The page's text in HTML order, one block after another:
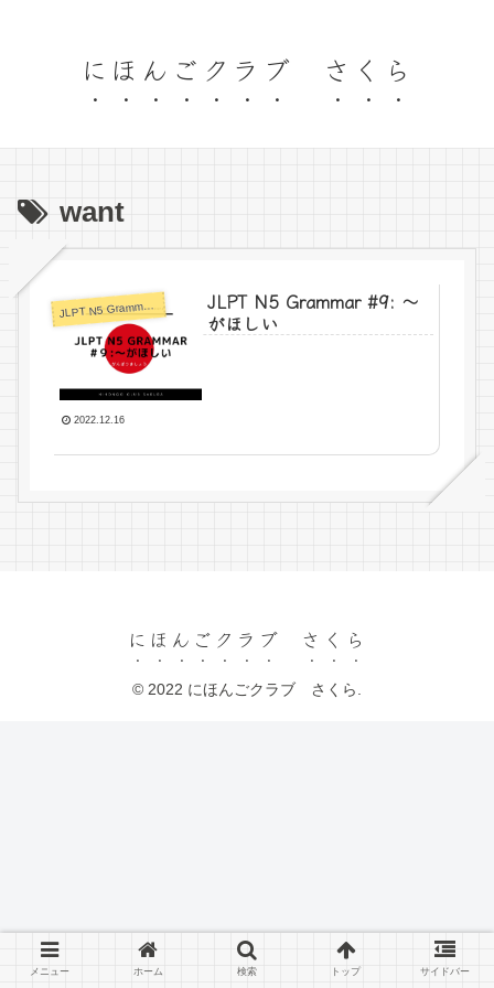
にほんごクラブ さくら
want
JLPT N5 Grammar Format
JLPT N5 Grammar #9: 〜
がほしい
2022.12.16
にほんごクラブ さくら
© 2022 にほんごクラブ さくら.
メニュー ホーム 検索 トップ サイドバー